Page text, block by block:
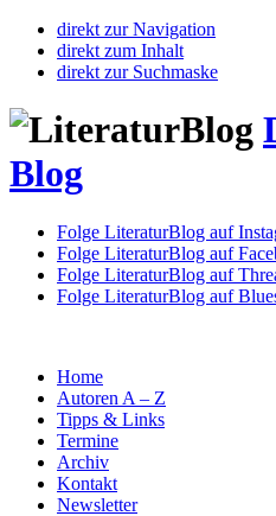
direkt zur Navigation
direkt zum Inhalt
direkt zur Suchmaske
Blog
Folge LiteraturBlog auf
Folge LiteraturBlog auf
Folge LiteraturBlog auf
Folge LiteraturBlog auf
Home
Autoren A – Z
Tipps & Links
Termine
Archiv
Kontakt
Newsletter